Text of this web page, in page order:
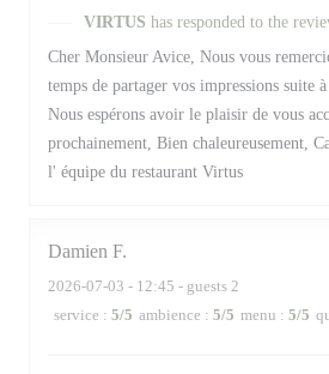
VIRTUS has responded to the
Cher Monsieur Avice, Nous vous
temps de partager vos impressions suite
Nous espérons avoir le plaisir de vous
prochainement, Bien chaleureusement,
l' équipe du restaurant Virtus
Damien F
2026-07-03 - 12:45 - guests 2
service : 5/5 ambience : 5/5 menu : 5/5